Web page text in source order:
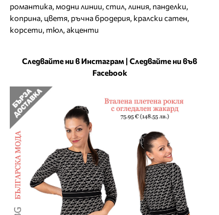
романтика, модни линии, стил, линия, панделки,
коприна, цветя, ръчна бродерия, кралски сатен,
корсети, тюл, акценти
Следвайте ни в Инстаграм | Следвайте ни във
Facebook